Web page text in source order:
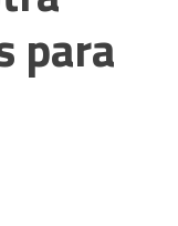
para